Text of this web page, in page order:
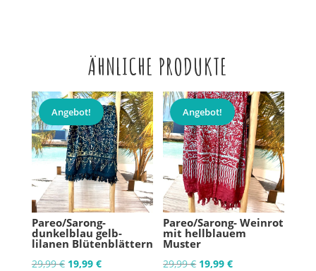
ÄHNLICHE PRODUKTE
Angebot!
Pareo/Sarong-
dunkelblau gelb-
lilanen Blütenblättern
29,99€ Ursprünglicher
19,99 €Aktueller
Angebot!
Pareo/Sarong- Weinrot
mit hellblauem
Muster
29,99€ Ursprünglicher
19,99€Aktueller